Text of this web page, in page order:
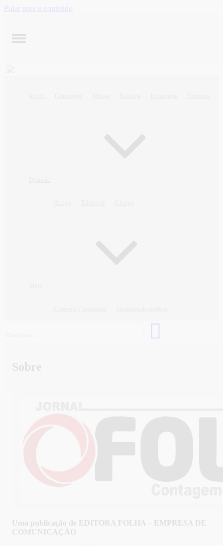
Pular para o conteúdo
Sobre
Uma publicação de EDITORA FOLHA – EMPRESA DE
COMUNICAÇÃO